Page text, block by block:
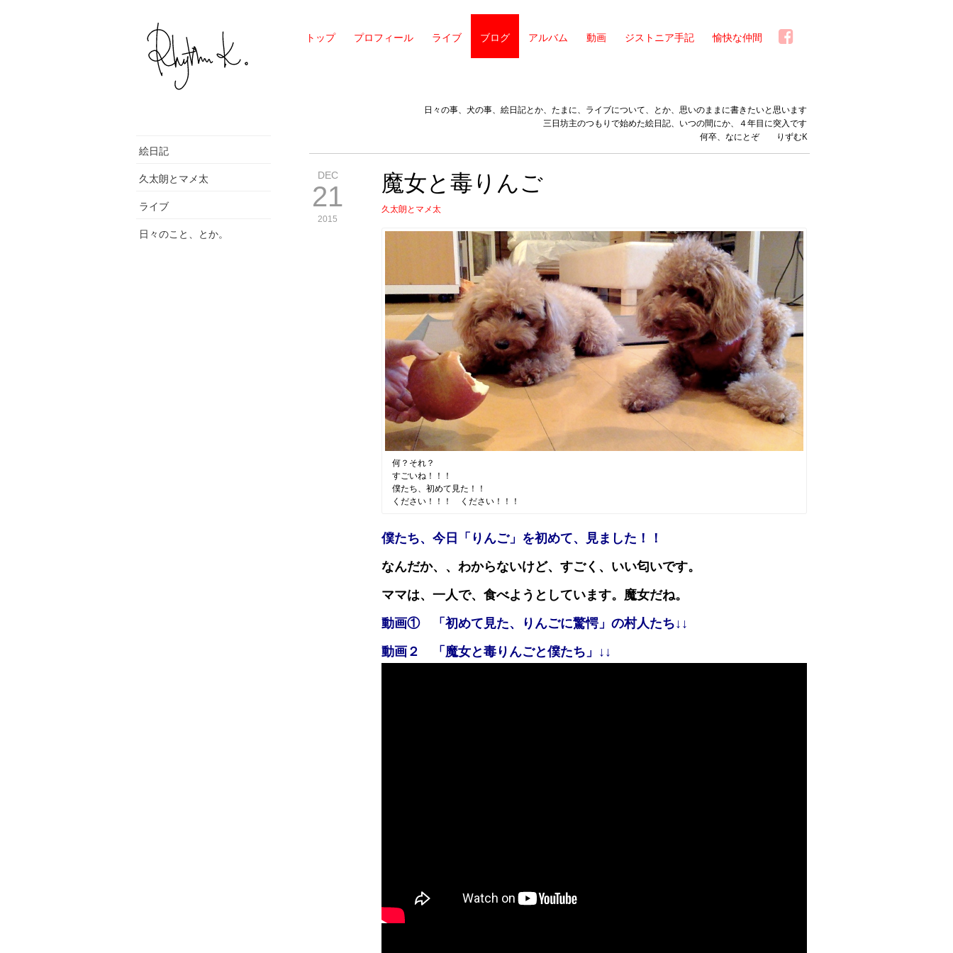
トップ プロフィール ライブ ブログ アルバム 動画 ジストニア手記 愉快な仲間
絵日記
久太朗とマメ太
ライブ
日々のこと、とか。
日々の事、犬の事、絵日記とか、たまに、ライブについて、とか、思いのままに書きたいと思います
三日坊主のつもりで始めた絵日記、いつの間にか、４年目に突入です
何卒、なにとぞ りずむK
DEC
21
2015
魔女と毒りんご
久太朗とマメ太
何？それ？
すごいね！！！
僕たち、初めて見た！！
ください！！！ ください！！！
僕たち、今日「りんご」を初めて、見ました！！
なんだか、、わからないけど、すごく、いい匂いです。
ママは、一人で、食べようとしています。魔女だね。
動画① 「初めて見た、りんごに驚愕」の村人たち↓↓
動画２ 「魔女と毒りんごと僕たち」↓↓